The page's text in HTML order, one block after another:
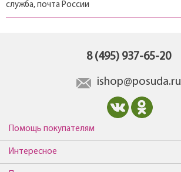
служба, почта России
8 (495) 937-65-20
ishop@posuda.ru
Помощь покупателям
Интересное